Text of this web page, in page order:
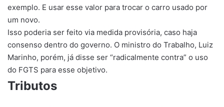
exemplo. E usar esse valor para trocar o carro usado por
um novo.
Isso poderia ser feito via medida provisória, caso haja
consenso dentro do governo. O ministro do Trabalho, Luiz
Marinho, porém, já disse ser “radicalmente contra” o uso
do FGTS para esse objetivo.
Tributos